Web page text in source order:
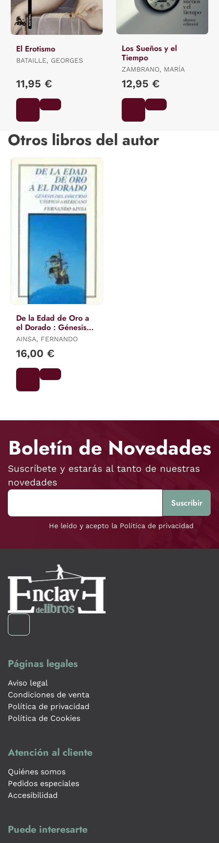
El Erotismo
BATAILLE, GEORGES
11,95 €
Los Sueños y el
Tiempo
ZAMBRANO, MARÍA
12,95 €
Otros libros del autor
De la Edad de Oro a
el Dorado : Génesis
del Discurso Utópico
Americano
AINSA, FERNANDO
16,00 €
Boletín de Novedades
Suscríbete y estarás al tanto de nuestras
novedades
He leído y acepto la Política de privacidad
Páginas legales
Aviso legal
Condiciones de venta
Política de privacidad
Política de Cookies
Atención al cliente
Quiénes somos
Pedidos especiales
Accesibilidad
Puede interesarte